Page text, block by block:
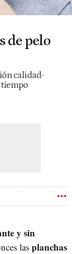
de pelo
calidad-
y sin
lasplanchas